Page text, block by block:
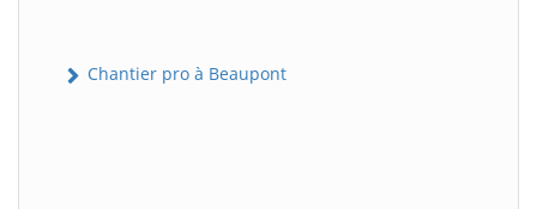
Chantier pro à Beaupont